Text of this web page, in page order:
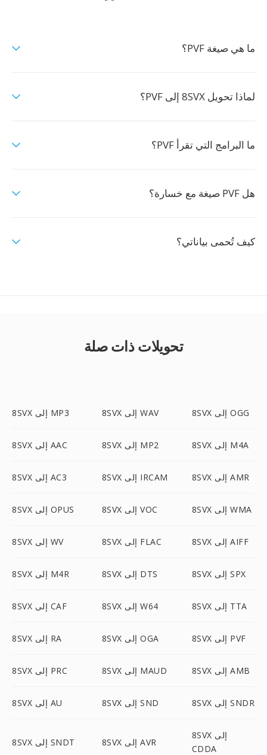
ما هي صيغة PVF؟
لماذا تحويل 8SVX إلى PVF؟
ما البرامج التي تقرأ PVF؟
هل PVF صيغة مع خسارة؟
كيف تُحمى بياناتي؟
تحويلات ذات صلة
8SVX إلى MP3 8SVX إلى WAV 8SVX إلى OGG
8SVX إلى AAC 8SVX إلى MP2 8SVX إلى M4A
8SVX إلى AC3 8SVX إلى IRCAM 8SVX إلى AMR
8SVX إلى OPUS 8SVX إلى VOC 8SVX إلى WMA
8SVX إلى WV 8SVX إلى FLAC 8SVX إلى AIFF
8SVX إلى M4R 8SVX إلى DTS 8SVX إلى SPX
8SVX إلى CAF 8SVX إلى W64 8SVX إلى TTA
8SVX إلى RA 8SVX إلى OGA 8SVX إلى PVF
8SVX إلى PRC 8SVX إلى MAUD 8SVX إلى AMB
8SVX إلى AU 8SVX إلى SND 8SVX إلى SNDR
8SVX إلى SNDT 8SVX إلى AVR
8SVX إلى
CDDA